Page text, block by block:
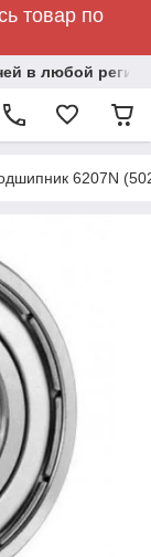
товар по
в любой регион
6207N